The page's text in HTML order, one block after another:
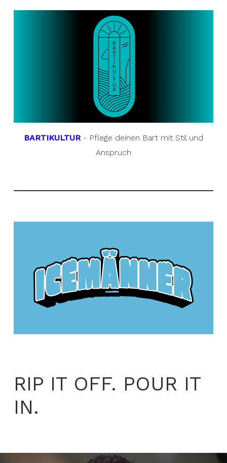
BARTIKULTUR- Pflege deinen Bart mit Stil und
Anspruch
RIP IT OFF. POUR IT
IN.